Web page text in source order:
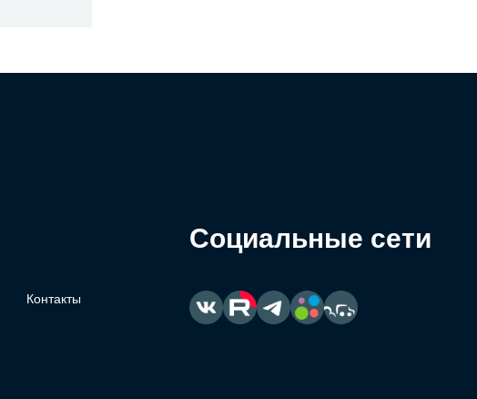
Контакты
Социальные сети